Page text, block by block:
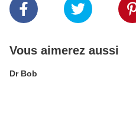
Vous aimerez aussi
Dr Bob